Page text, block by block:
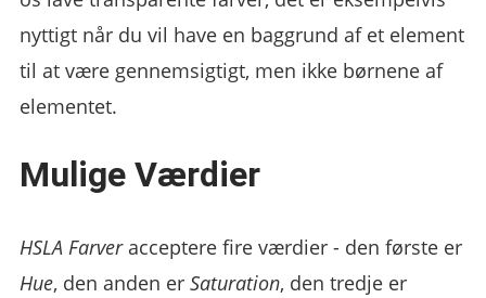
nyttigt når du vil have en baggrund af et element
til at være gennemsigtigt, men ikke børnene af
elementet.
Mulige Værdier
HSLA Farveracceptere fire værdier - den første er
Hue, den anden erSaturation, den tredje er